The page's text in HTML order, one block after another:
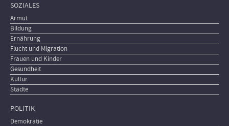
SOZIALES
Armut
Bildung
Ernährung
Flucht und Migration
Frauen und Kinder
Gesundheit
Kultur
Städte
POLITIK
Demokratie